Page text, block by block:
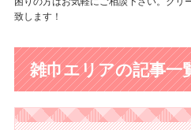
致します！
雑巾エリアの記事一